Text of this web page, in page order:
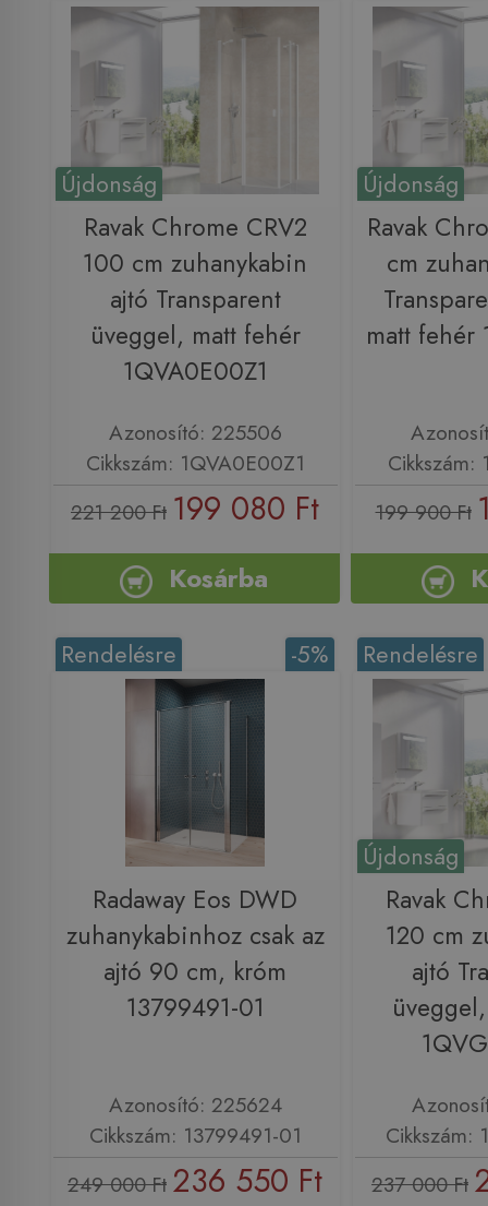
Újdonság
Ravak Chrome CRV2
100 cm zuhanykabin
ajtó Transparent
üveggel, matt fehér
1QVA0E00Z1
Azonosító: 225506
Cikkszám: 1QVA0E00Z1
221 200 Ft 199 080 Ft
Kosárba
Újdonság
Ravak
cm
matt fehér
Cikkszám:
199 900 Ft
-5%
Rendelésre
Radaway Eos DWD
zuhanykabinhoz csak az
ajtó 90 cm, króm
13799491-01
Azonosító: 225624
Cikkszám: 13799491-01
249 000 Ft 236 550 Ft
Újdonság
Rendelésre
Ravak
120 cm
ajtó
Cikkszám:
237 000 Ft